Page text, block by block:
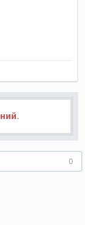
0